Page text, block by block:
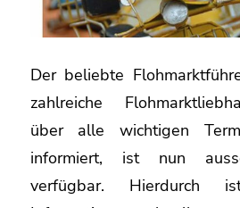
Der beliebte
zahlreiche
über alle wichtigen
informiert, ist nun
verfügbar. Hierdurch